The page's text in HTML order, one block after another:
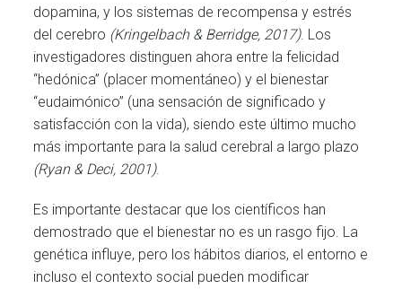
dopamina, y los sistemas de recompensa y estrés
del cerebro (Kringelbach & Berridge, 2017). Los
investigadores distinguen ahora entre la felicidad
“hedónica” (placer momentáneo) y el bienestar
“eudaimónico” (una sensación de significado y
satisfacción con la vida), siendo este último mucho
más importante para la salud cerebral a largo plazo
(Ryan & Deci, 2001).
Es importante destacar que los científicos han
demostrado que el bienestar no es un rasgo fijo. La
genética influye, pero los hábitos diarios, el entorno e
incluso el contexto social pueden modificar